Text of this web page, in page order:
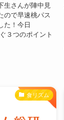
生さんが陣中見
ので早速桃パス
た！今日
３つのポイント
食リズム